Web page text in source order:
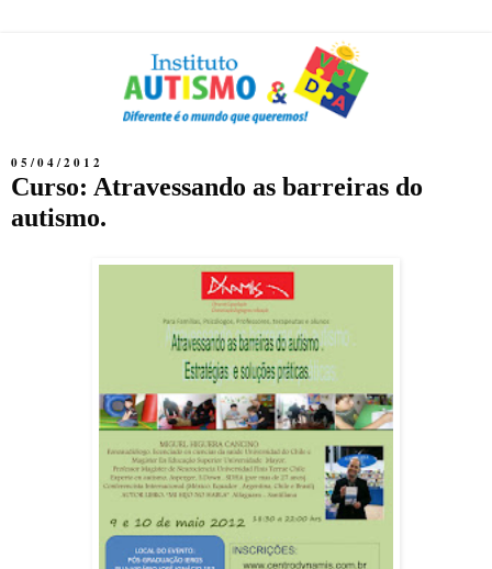
05/04/2012
Curso: Atravessando as barreiras do
autismo.